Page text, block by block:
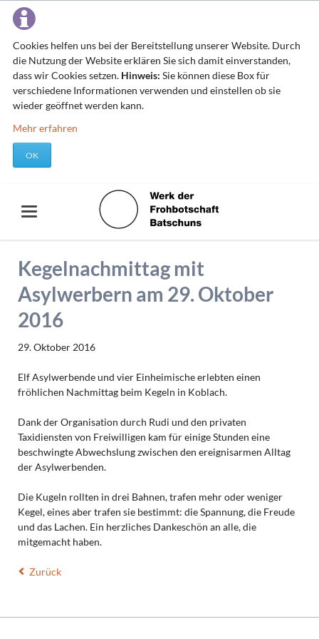
Cookies helfen uns bei der Bereitstellung unserer Website. Durch
die Nutzung der Website erklären Sie sich damit einverstanden,
dass wir Cookies setzen. Hinweis: Sie können diese Box für
verschiedene Informationen verwenden und einstellen ob sie
wieder geöffnet werden kann.
Mehr erfahren
OK
Kegelnachmittag mit
Asylwerbern am 29. Oktober
2016
29. Oktober 2016
Elf Asylwerbende und vier Einheimische erlebten einen
fröhlichen Nachmittag beim Kegeln in Koblach.
Dank der Organisation durch Rudi und den privaten
Taxidiensten von Freiwilligen kam für einige Stunden eine
beschwingte Abwechslung zwischen den ereignisarmen Alltag
der Asylwerbenden.
Die Kugeln rollten in drei Bahnen, trafen mehr oder weniger
Kegel, eines aber trafen sie bestimmt: die Spannung, die Freude
und das Lachen. Ein herzliches Dankeschön an alle, die
mitgemacht haben.
Zurück